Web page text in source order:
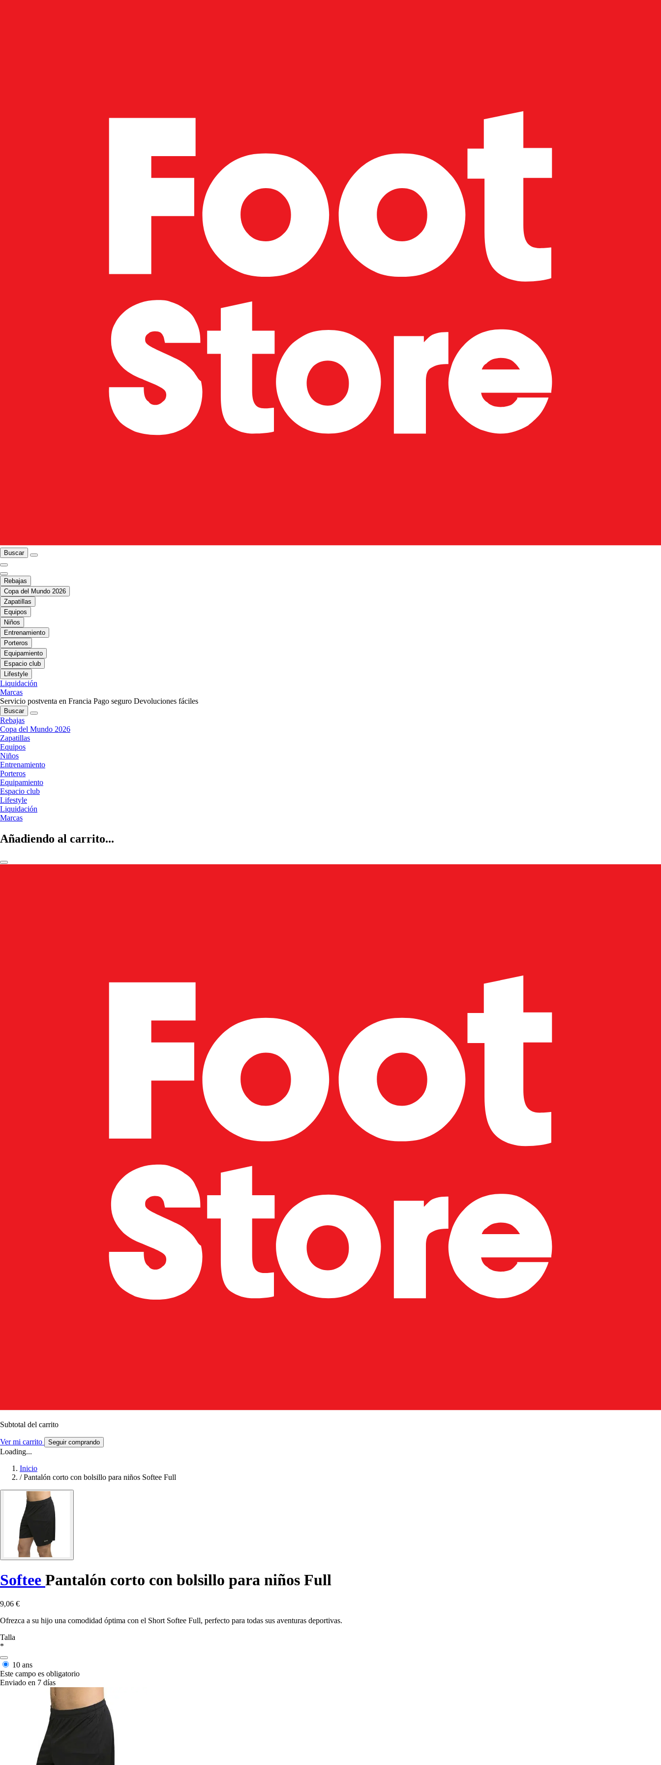
Buscar
Rebajas
Copa del Mundo 2026
Zapatillas
Equipos
Niños
Entrenamiento
Porteros
Equipamiento
Espacio club
Lifestyle
Liquidación
Marcas
Servicio postventa en Francia Pago seguro Devoluciones fáciles
Buscar
Rebajas
Copa del Mundo 2026
Zapatillas
Equipos
Niños
Entrenamiento
Porteros
Equipamiento
Espacio club
Lifestyle
Liquidación
Marcas
Añadiendo al carrito...
Subtotal del carrito
Ver mi carrito Seguir comprando
Loading...
Inicio
/ Pantalón corto con bolsillo para niños Softee Full
Softee Pantalón corto con bolsillo para niños Full
9,06 €
Ofrezca a su hijo una comodidad óptima con el Short Softee Full, perfecto para todas sus aventuras deportivas.
Talla
*
10 ans
Este campo es obligatorio
Enviado en 7 días